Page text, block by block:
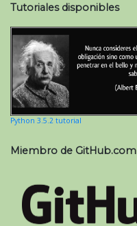
Tutoriales disponibles
Python 3.5.2 tutorial
Miembro de GitHub.com